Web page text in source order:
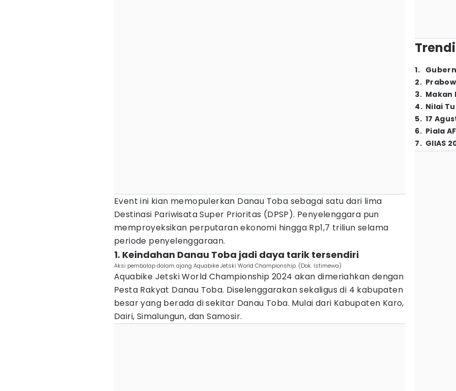
Event ini kian memopulerkan Danau Toba sebagai satu dari lima
Destinasi Pariwisata Super Prioritas (DPSP). Penyelenggara pun
memproyeksikan perputaran ekonomi hingga Rp1,7 triliun selama
periode penyelenggaraan.
1. Keindahan Danau Toba jadi daya tarik tersendiri
Aksi pembalap dalam ajang Aquabike Jetski World Championship. (Dok. Istimewa)
Aquabike Jetski World Championship 2024 akan dimeriahkan dengan
Pesta Rakyat Danau Toba. Diselenggarakan sekaligus di 4 kabupaten
besar yang berada di sekitar Danau Toba. Mulai dari Kabupaten Karo,
Dairi, Simalungun, dan Samosir.
1.
2.
3. Makan
4. Nilai
5. 17
6. Piala
7. GIIAS